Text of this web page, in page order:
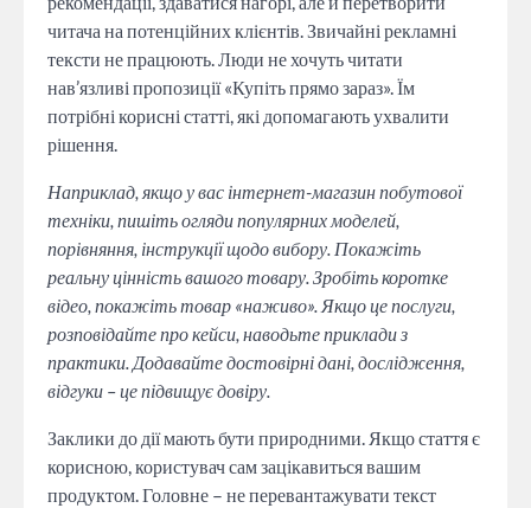
читача на потенційних клієнтів. Звичайні рекламні
тексти не працюють. Люди не хочуть читати
нав’язливі пропозиції «Купіть прямо зараз». Їм
потрібні корисні статті, які допомагають ухвалити
рішення.
Наприклад, якщо у вас інтернет-магазин побутової
техніки, пишіть огляди популярних моделей,
порівняння, інструкції щодо вибору. Покажіть
реальну цінність вашого товару. Зробіть коротке
відео, покажіть товар «наживо». Якщо це послуги,
розповідайте про кейси, наводьте приклади з
практики. Додавайте достовірні дані, дослідження,
відгуки – це підвищує довіру.
Заклики до дії мають бути природними. Якщо стаття є
корисною, користувач сам зацікавиться вашим
продуктом. Головне – не перевантажувати текст